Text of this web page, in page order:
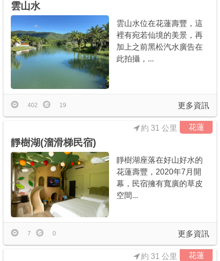
雲山水
雲山水位在花蓮壽豐，這
裡有宛若仙境的美景，再
加上之前黑松汽水廣告在
此拍攝，...
更多資訊
402 19
花蓮
靜樹湖(溜滑梯民宿)
約 31 公里
靜樹湖座落在好山好水的
花蓮壽豐，2020年7月開
幕，民宿擁有寬廣的草皮
空間...
更多資訊
7 0
花蓮
約 31 公里